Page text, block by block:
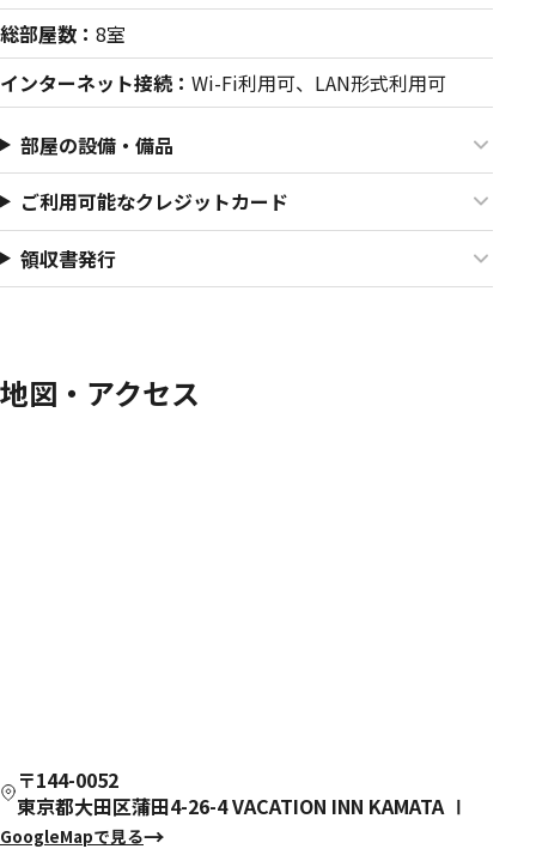
総部屋数： 8室
インターネット接続： Wi-Fi利用可、LAN形式利用可
部屋の設備・備品
ご利用可能なクレジットカード
領収書発行
地図・アクセス
〒144-0052
東京都大田区蒲田4-26-4 VACATION INN KAMATA Ⅰ
GoogleMapで見る